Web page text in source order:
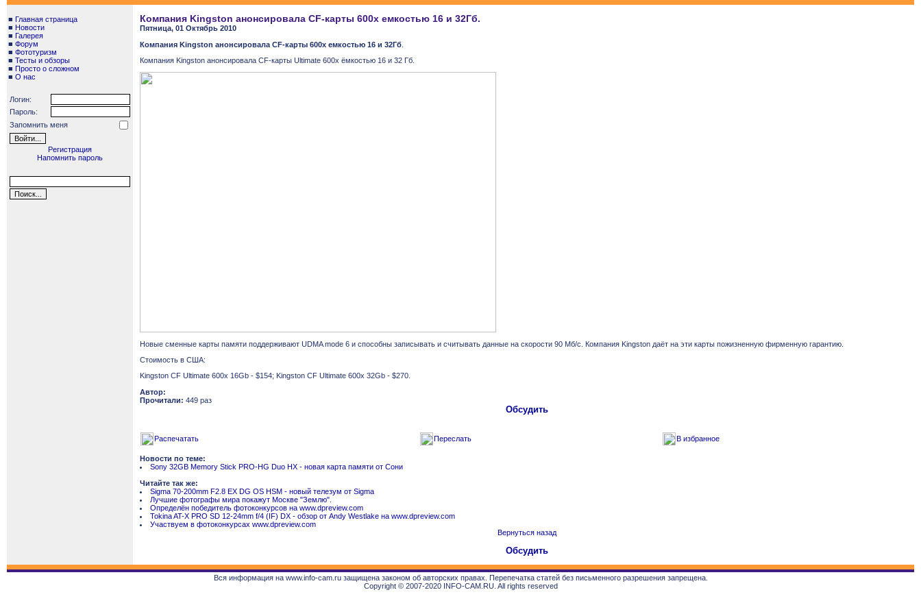
■ Главная страница
■ Новости
■ Галерея
■ Форум
■ Фототуризм
■ Тесты и обзоры
■ Просто о сложном
■ О нас
Логин:
Пароль:
Запомнить меня
Регистрация
Напомнить пароль
Компания Kingston анонсировала CF-карты 600х емкостью 16 и 32Гб.
Пятница, 01 Октябрь 2010
Компания Kingston анонсировала CF-карты 600х емкостью 16 и 32Гб
Компания Kingston анонсировала CF-карты Ultimate 600х ёмкостью 16 и 32 Гб.
Новые сменные карты памяти поддерживают UDMA mode 6 и способны записывать и считывать данные на скорости 90 Мб/с. Компания Kingston даёт на эти карты пожизненную фирменную гарантию.
Стоимость в США:
Kingston CF Ultimate 600x 16Gb - $154; Kingston CF Ultimate 600x 32Gb - $270.
Автор:
Прочитали: 449 раз
Обсудить
Распечатать Переслать В избранное
Новости по теме:
Sony 32GB Memory Stick PRO-HG Duo HX - новая карта памяти от Сони
Читайте так же:
Sigma 70-200mm F2.8 EX DG OS HSM - новый телезум от Sigma
Лучшие фотографы мира покажут Москве "Землю".
Определён победитель фотоконкурсов на www.dpreview.com
Tokina AT-X PRO SD 12-24mm f/4 (IF) DX - обзор от Andy Westlake на www.dpreview.com
Участвуем в фотоконкурсах www.dpreview.com
Вернуться назад
Обсудить
Вся информация на www.info-cam.ru защищена законом об авторских правах. Перепечатка статей без письменного разрешения запрещена.
Copyright © 2007-2020 INFO-CAM.RU. All rights reserved